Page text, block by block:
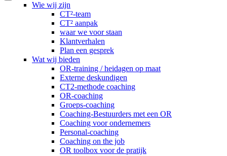
Wie wij zijn
CT²-team
CT² aanpak
waar we voor staan
Klantverhalen
Plan een gesprek
Wat wij bieden
OR-training / heidagen op maat
Externe deskundigen
CT2-methode coaching
OR-coaching
Groeps-coaching
Coaching-Bestuurders met een OR
Coaching voor ondernemers
Personal-coaching
Coaching on the job
OR toolbox voor de pratijk